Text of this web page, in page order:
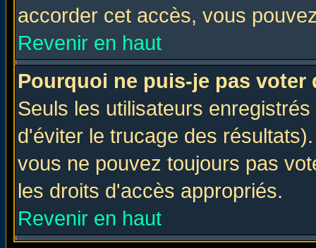
accorder cet accès, vous
Revenir en haut
Pourquoi ne puis-je pas voter
Seuls les utilisateurs
d'éviter le trucage des
vous ne pouvez toujours pas
les droits d'accès appropriés.
Revenir en haut